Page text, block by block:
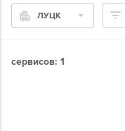
ЛУЦК
сервисов: 1